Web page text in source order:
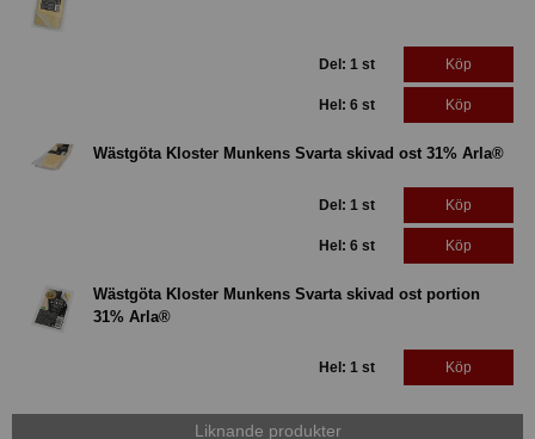
Del: 1 st Köp
Hel: 6 st Köp
Wästgöta Kloster Munkens Svarta skivad ost 31% Arla®
Del: 1 st Köp
Hel: 6 st Köp
Wästgöta Kloster Munkens Svarta skivad ost portion
31% Arla®
Hel: 1 st Köp
Liknande produkter